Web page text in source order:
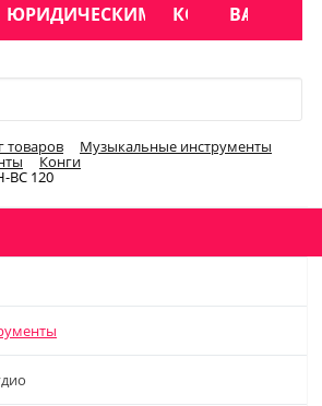
ЮРИДИЧЕСКИМ ЛИЦАМКОНТАКТЫ
УСЛУГИ
товаров Музыкальные инструменты
Конги
BC 120